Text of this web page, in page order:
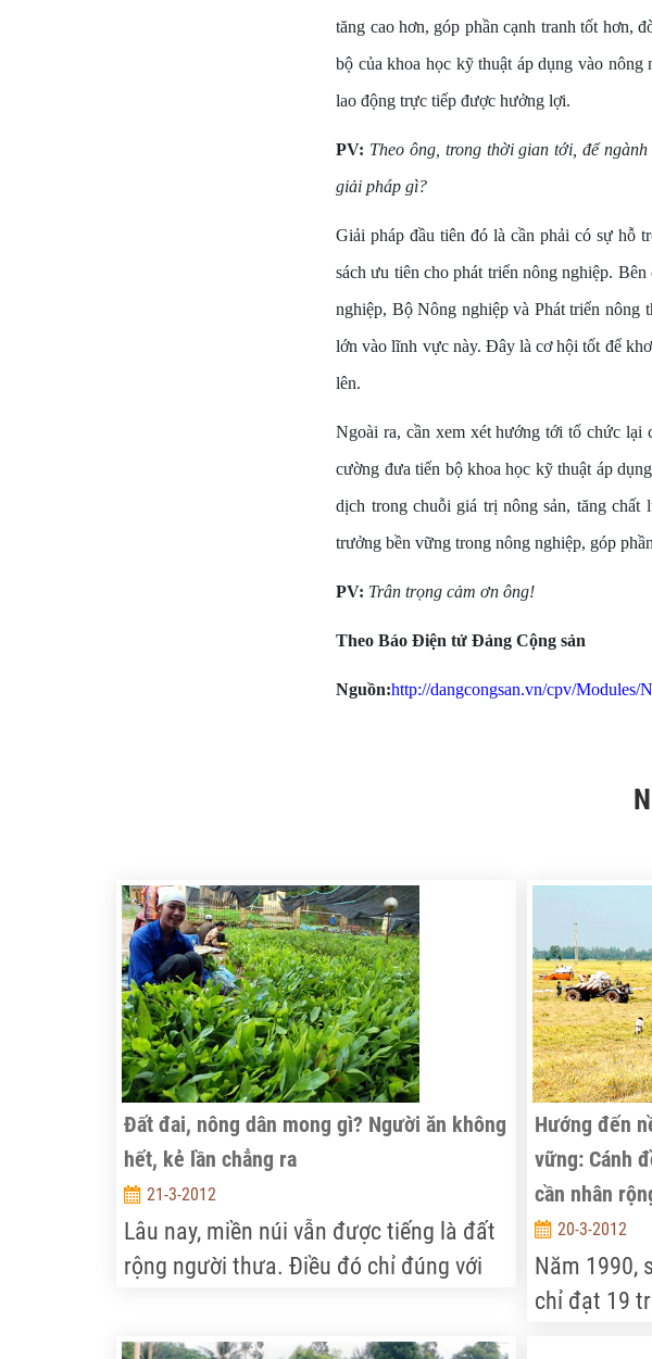
tăng cao hơn, góp phần cạnh tranh tốt hơn,
bộ của khoa học kỹ thuật áp dụng vào
lao động trực tiếp được hưởng lợi.
PV: Theo ông, trong thời gian tới, để
giải pháp gì?
Giải pháp đầu tiên đó là cần phải có sự hỗ
sách ưu tiên cho phát triển nông nghiệp.
nghiệp, Bộ Nông nghiệp và Phát triển nông
lớn vào lĩnh vực này. Đây là cơ hội tốt để
lên.
Ngoài ra, cần xem xét hướng tới tổ chức lại
cường đưa tiến bộ khoa học kỹ thuật áp
dịch trong chuỗi giá trị nông sản, tăng
trưởng bền vững trong nông nghiệp, góp
PV: Trân trọng cảm ơn ông!
Theo Báo Điện tử Đảng Cộng sản
Nguồn:http://dangcongsan.vn/cpv/
Đất đai, nông dân mong gì? Người ăn không
hết, kẻ lần chẳng ra
21-3-2012
Lâu nay, miền núi vẫn được tiếng là đất
rộng người thưa. Điều đó chỉ đúng với
hiện nay, trừ những nơi "khỉ ho, cò gáy",
Hướng đến
vững: Cánh
cần nhân
20-3-2012
Năm 1990,
chỉ đạt 19